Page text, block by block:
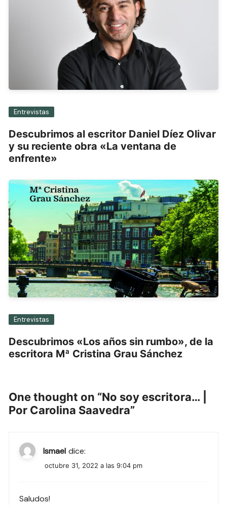
Entrevistas
Descubrimos al escritor Daniel Díez Olivar
y su reciente obra «La ventana de
enfrente»
Entrevistas
Descubrimos «Los años sin rumbo», de la
escritora Mª Cristina Grau Sánchez
One thought on “No soy escritora… |
Por Carolina Saavedra”
Ismael dice:
octubre 31, 2022 a las 9:04 pm
Saludos!